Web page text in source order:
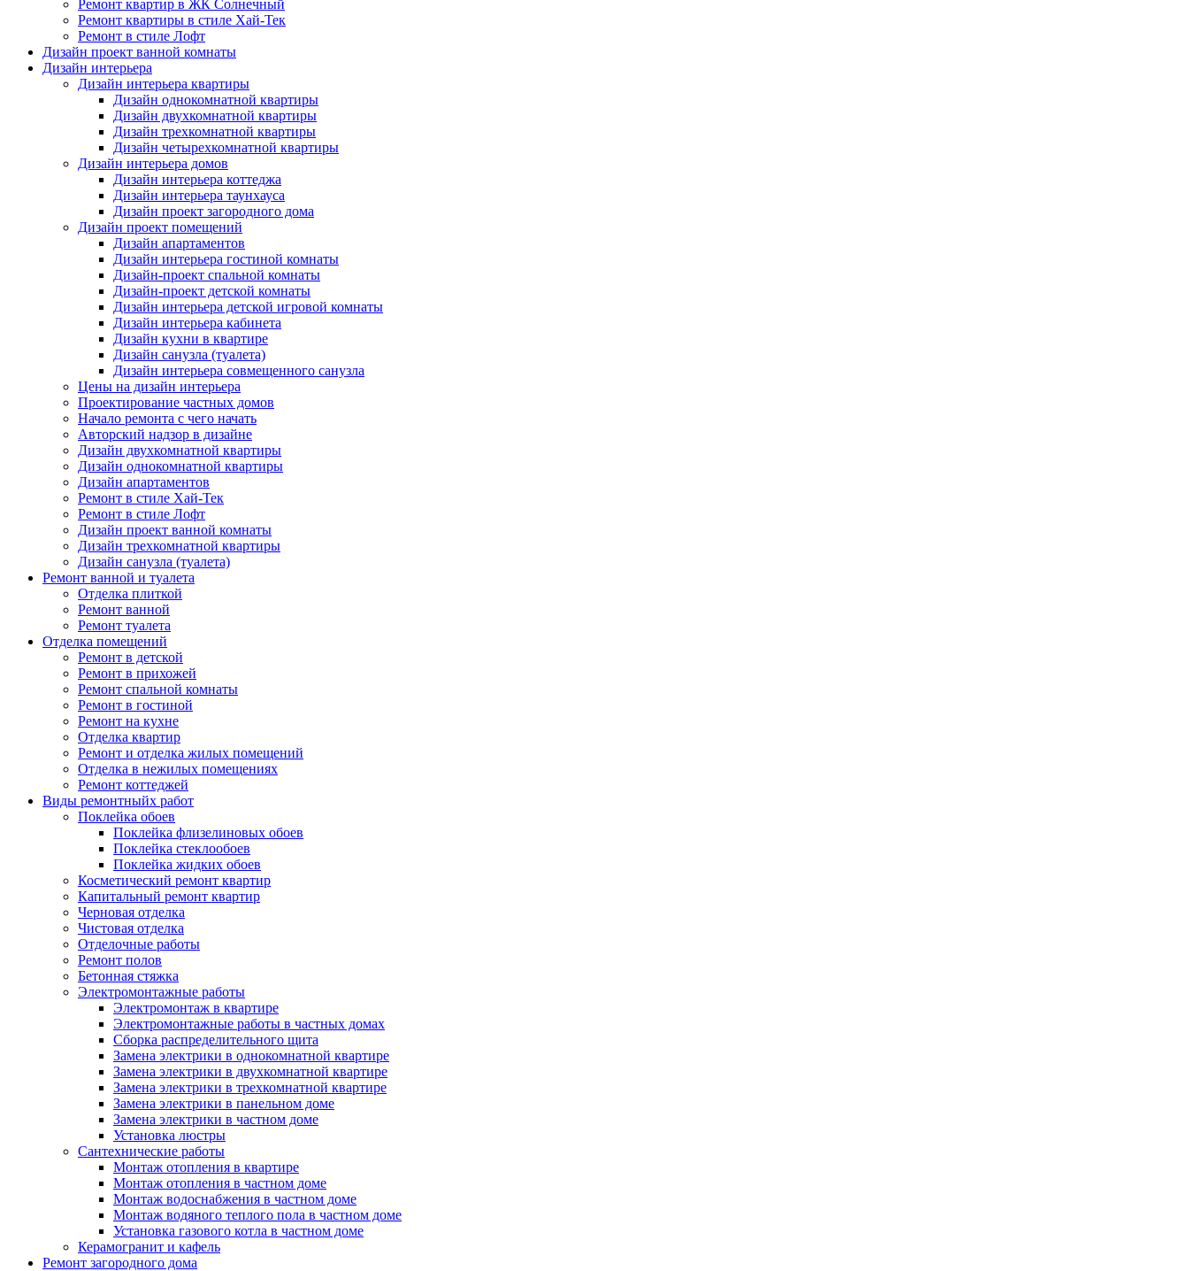
Ремонт квартир в ЖК Солнечный
Ремонт квартиры в стиле Хай-Тек
Ремонт в стиле Лофт
Дизайн проект ванной комнаты
Дизайн интерьера
Дизайн интерьера квартиры
Дизайн однокомнатной квартиры
Дизайн двухкомнатной квартиры
Дизайн трехкомнатной квартиры
Дизайн четырехкомнатной квартиры
Дизайн интерьера домов
Дизайн интерьера коттеджа
Дизайн интерьера таунхауса
Дизайн проект загородного дома
Дизайн проект помещений
Дизайн апартаментов
Дизайн интерьера гостиной комнаты
Дизайн-проект спальной комнаты
Дизайн-проект детской комнаты
Дизайн интерьера детской игровой комнаты
Дизайн интерьера кабинета
Дизайн кухни в квартире
Дизайн санузла (туалета)
Дизайн интерьера совмещенного санузла
Цены на дизайн интерьера
Проектирование частных домов
Начало ремонта с чего начать
Авторский надзор в дизайне
Дизайн двухкомнатной квартиры
Дизайн однокомнатной квартиры
Дизайн апартаментов
Ремонт в стиле Хай-Тек
Ремонт в стиле Лофт
Дизайн проект ванной комнаты
Дизайн трехкомнатной квартиры
Дизайн санузла (туалета)
Ремонт ванной и туалета
Отделка плиткой
Ремонт ванной
Ремонт туалета
Отделка помещений
Ремонт в детской
Ремонт в прихожей
Ремонт спальной комнаты
Ремонт в гостиной
Ремонт на кухне
Отделка квартир
Ремонт и отделка жилых помещений
Отделка в нежилых помещениях
Ремонт коттеджей
Виды ремонтныйх работ
Поклейка обоев
Поклейка флизелиновых обоев
Поклейка стеклообоев
Поклейка жидких обоев
Косметический ремонт квартир
Капитальный ремонт квартир
Черновая отделка
Чистовая отделка
Отделочные работы
Ремонт полов
Бетонная стяжка
Электромонтажные работы
Электромонтаж в квартире
Электромонтажные работы в частных домах
Сборка распределительного щита
Замена электрики в однокомнатной квартире
Замена электрики в двухкомнатной квартире
Замена электрики в трехкомнатной квартире
Замена электрики в панельном доме
Замена электрики в частном доме
Установка люстры
Сантехнические работы
Монтаж отопления в квартире
Монтаж отопления в частном доме
Монтаж водоснабжения в частном доме
Монтаж водяного теплого пола в частном доме
Установка газового котла в частном доме
Керамогранит и кафель
Ремонт загородного дома